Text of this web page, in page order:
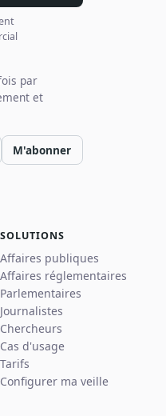
par
et
M'abonner
SOLUTIONS
Affaires publiques
Affaires réglementaires
Parlementaires
Journalistes
Chercheurs
Cas d'usage
Tarifs
Configurer ma veille